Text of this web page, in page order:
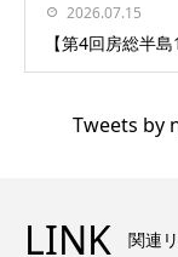
2026.07.15
【第4回房総半
Tweets by
LINK 関連